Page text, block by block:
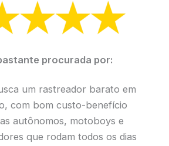
procurada por:
um rastreador barato em
com bom custo-benefício
autônomos, motoboys e
que rodam todos os dias